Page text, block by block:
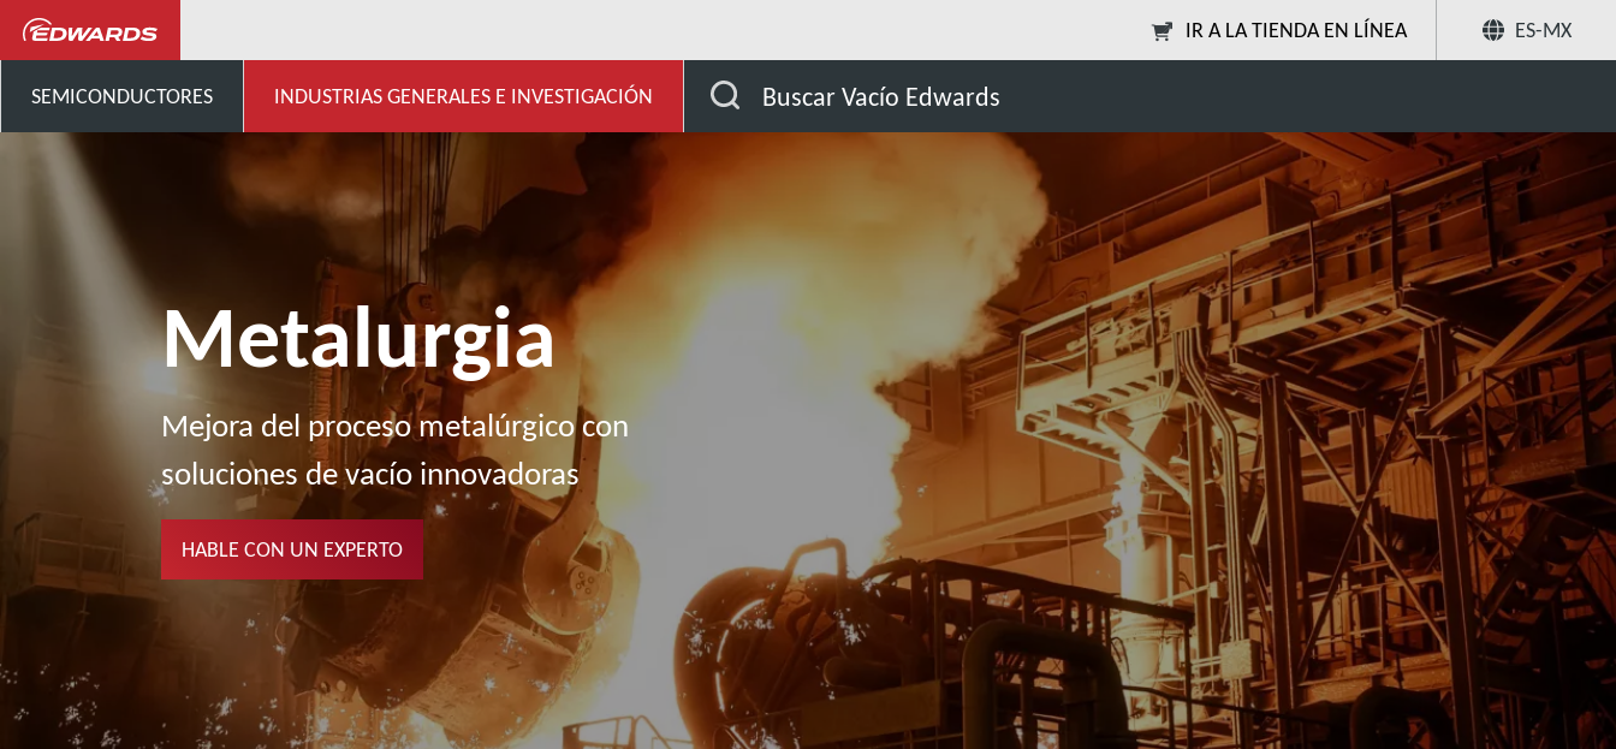
IR A LA TIENDA EN LÍNEA ES-MX
SEMICONDUCTORES INDUSTRIAS GENERALES E INVESTIGACIÓN Buscar Vacío Edwards
Compartir
Metalurgia
Mejora del proceso metalúrgico con
soluciones de vacío innovadoras
HABLE CON UN EXPERTO